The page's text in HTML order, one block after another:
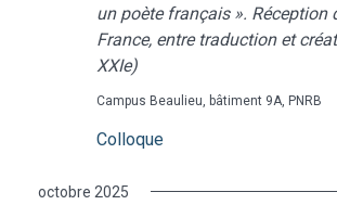
un poète français ». Réception
France, entre traduction et
XXIe)
Campus Beaulieu, bâtiment 9A, PNRB
Colloque
octobre 2025